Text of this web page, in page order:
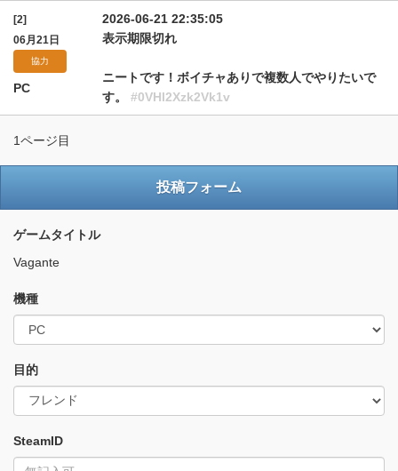
[2]
06月21日
協力
PC
2026-06-21 22:35:05
表示期限切れ
ニートです！ボイチャありで複数人でやりたいで
す。 #0VHl2Xzk2Vk1v
1ページ目
投稿フォーム
ゲームタイトル
Vagante
機種
目的
SteamID